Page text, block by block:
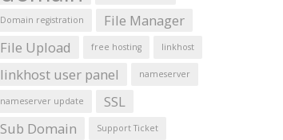
Domain registration
File Manager
File Upload
free hosting linkhost
linkhost user panel nameserver
nameserver update
SSL
Sub Domain
Support Ticket